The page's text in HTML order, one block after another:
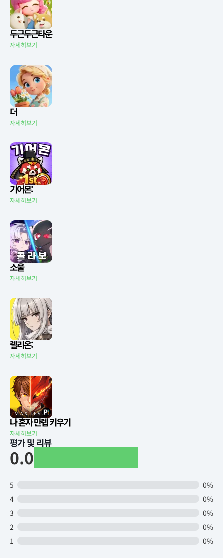
두근두근타운
자세히보기
더
자세히보기
기어몬:
자세히보기
소울
자세히보기
렐리온:
자세히보기
나 혼자 만렙 키우기
자세히보기
평가 및 리뷰
0.0
5
0%
4
0%
3
0%
2
0%
1
0%